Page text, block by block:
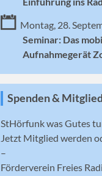
Montag, 28.
Seminar: Das
Aufnahmegerät
Spenden &
StHörfunk was Gutes
Jetzt Mitglied werden
–
Förderverein Freies